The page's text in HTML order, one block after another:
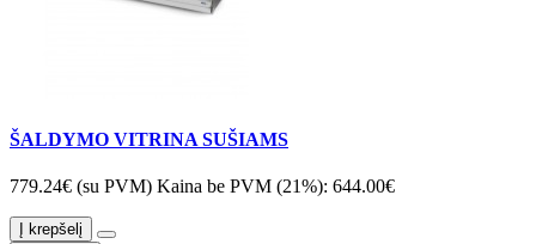
ŠALDYMO VITRINA SUŠIAMS
779.24€ (su PVM) Kaina be PVM (21%): 644.00€
Į krepšelį